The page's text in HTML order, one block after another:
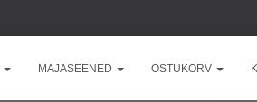
MAJASEENED OSTUKORV